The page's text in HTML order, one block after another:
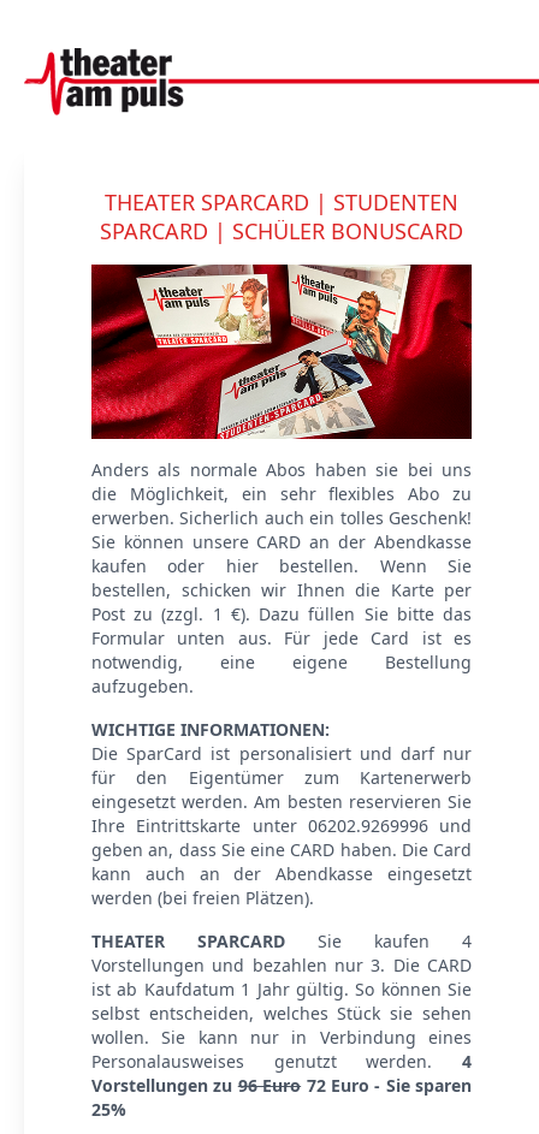
THEATER SPARCARD | STUDENTEN
SPARCARD | SCHÜLER BONUSCARD
Anders als normale Abos haben sie bei uns
die Möglichkeit, ein sehr flexibles Abo zu
erwerben. Sicherlich auch ein tolles Geschenk!
Sie können unsere CARD an der Abendkasse
kaufen oder hier bestellen. Wenn Sie
bestellen, schicken wir Ihnen die Karte per
Post zu (zzgl. 1 €). Dazu füllen Sie bitte das
Formular unten aus. Für jede Card ist es
notwendig, eine eigene Bestellung
aufzugeben.
WICHTIGE INFORMATIONEN:
Die SparCard ist personalisiert und darf nur
für den Eigentümer zum Kartenerwerb
eingesetzt werden. Am besten reservieren Sie
Ihre Eintrittskarte unter 06202.9269996 und
geben an, dass Sie eine CARD haben. Die Card
kann auch an der Abendkasse eingesetzt
werden (bei freien Plätzen).
THEATER SPARCARD Sie kaufen 4
Vorstellungen und bezahlen nur 3. Die CARD
ist ab Kaufdatum 1 Jahr gültig. So können Sie
selbst entscheiden, welches Stück sie sehen
wollen. Sie kann nur in Verbindung eines
Personalausweises genutzt werden. 4
Vorstellungen zu96 Euro 72 Euro - Sie sparen
25%